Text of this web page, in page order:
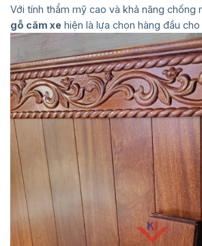
Với tính thẩm mỹ cao và khả năng chống
gỗ căm xe hiện là lựa chọn hàng đầu cho